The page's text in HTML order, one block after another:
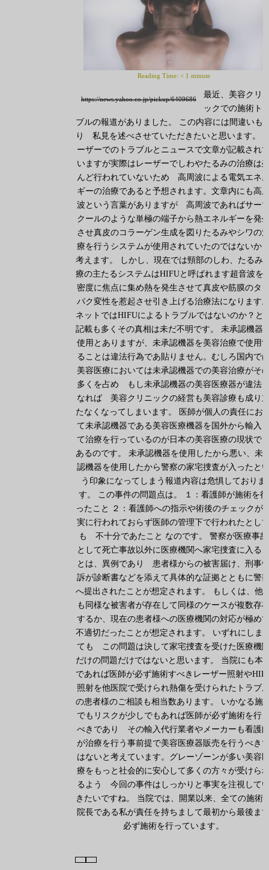
Reading Time: < 1 minute
https://news.yahoo.co.jp/pickup/6409686
最近、美容クリ
ックでの施術ト
ブルの報道がありました。 この内容には間違いも
り 私見を述べさせていただきたいと思います。
ーザーでのトラブルとニュースで文章が記載され
いますが実際はレーザーでしわやたるみの治療は
んど行われていないため 高周波による電気エネ
ギーの治療であると予想されます。文章内にも高
波という言葉がありますが 高周波であればサー
クールのような単極の端子から熱エネルギーを発
させ真皮のコラーゲン生成を図りたるみやシワの
療を行うシステムが使用されていたのではないか
考えます。 しかし、現在では頸部のしわ、たるみ
療の主たるシステムはHIFUと呼ばれます超音波を
密度に焦点に集め熱を発生させて真皮や筋膜のタ
パク変性を惹起させ引き上げる治療法になります
ネットではHIFUによるトラブルではないのか？と
記載も多くその真相は未だ不明です。 未承認機器
使用とありますが、未承認機器を美容治療で使用
ることは違法行為であ貼りません。むしろ国内で
美容医療においては未承認機器での美容治療がそ
多くを占め もし未承認機器の美容医療器が違法
なれば 美容クリニックの経営も美容診療も成り
たなくなってしまいます。 医師が個人の責任にお
て未承認機器である美容医療機器を国外から輸入
て治療を行っているのが日本の美容医療の現状で
あるのです。 未承認機器を使用したから悪い、未
認機器を使用したから警察の家宅捜査が入ったと
う印象になってしまう報道内容は危惧しておりま
す。 この事件の問題点は。 １：看護師が施術を行
ったこと ２：看護師への指示や術後のチェックが
実に行われておらず医師の管理下で行われたとし
も 不十分であたこと なのです。 警察が医療事故
として死亡事故以外に医療機関へ家宅捜査に入る
とは、異例であり 患者様からの被害届け、刑事
訴が診断書などを添えて具体的な証拠とともに警
へ提出されたことが想定されます。 もしくは、他
も同様な被害者が存在して同様のケースが複数存
するか、現在の患者様への医療機関の対応が極め
不適切だったことが想定されます。 いずれにしま
ても この問題は決して家宅捜査を受けた医療機
だけの問題だけではないと思います。 当院にも本
であれば医師が必ず施術すべきレーザー照射や
照射を他医院で受けられ熱傷を受けられたトラブ
の患者様のご相談も相当数あります。 いかなる施
でもリスクが少しでもあれば医師が必ず施術を行
べきであり その輸入代行業者やメーカーも看護
が治療を行う事前提で美容医療器販売を行うべき
はないと考えています。グレーゾーンが多い美容
療をもっと社会的に安心して多くの方々が受けら
るよう 今回の事件はしっかりと事実を注視して
きたいですね。 当院では、開業以来、全ての施術
院長である私が責任を持ちまして最初から最後ま
必ず施術を行っています。